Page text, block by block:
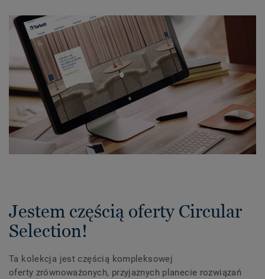
Jestem częścią oferty Circular
Selection!
Ta kolekcja jest częścią kompleksowej
oferty zrównoważonych, przyjaznych planecie rozwiązań